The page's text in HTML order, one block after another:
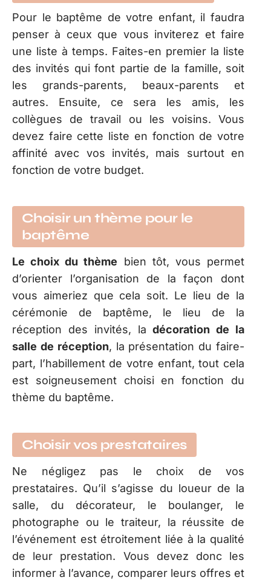
Pour le baptême de votre enfant, il faudra
penser à ceux que vous inviterez et faire
une liste à temps. Faites-en premier la liste
des invités qui font partie de la famille, soit
les grands-parents, beaux-parents et
autres. Ensuite, ce sera les amis, les
collègues de travail ou les voisins. Vous
devez faire cette liste en fonction de votre
affinité avec vos invités, mais surtout en
fonction de votre budget.
Choisir un thème pour le
baptême
Le choix du thème bien tôt, vous permet
d’orienter l’organisation de la façon dont
vous aimeriez que cela soit. Le lieu de la
cérémonie de baptême, le lieu de la
réception des invités, ladécoration de la
salle de réception, la présentation du faire-
part, l’habillement de votre enfant, tout cela
est soigneusement choisi en fonction du
thème du baptême.
Choisir vos prestataires
Ne négligez pas le choix de vos
prestataires. Qu’il s’agisse du loueur de la
salle, du décorateur, le boulanger, le
photographe ou le traiteur, la réussite de
l’événement est étroitement liée à la qualité
de leur prestation. Vous devez donc les
informer à l’avance, comparer leurs offres et